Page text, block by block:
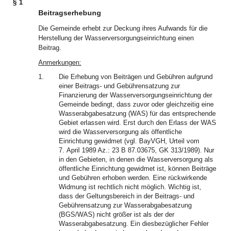
§ 1
Beitragserhebung
Die Gemeinde erhebt zur Deckung ihres Aufwands für die
Herstellung der Wasserversorgungseinrichtung einen
Beitrag.
Anmerkungen:
1.
Die Erhebung von Beiträgen und Gebühren aufgrund
einer Beitrags- und Gebührensatzung zur
Finanzierung der Wasserversorgungseinrichtung der
Gemeinde bedingt, dass zuvor oder gleichzeitig eine
Wasserabgabesatzung (WAS) für das entsprechende
Gebiet erlassen wird. Erst durch den Erlass der WAS
wird die Wasserversorgung als öffentliche
Einrichtung gewidmet (vgl. BayVGH, Urteil vom
7. April 1989 Az.: 23 B 87.03675, GK 313/1989). Nur
in den Gebieten, in denen die Wasserversorgung als
öffentliche Einrichtung gewidmet ist, können Beiträge
und Gebühren erhoben werden. Eine rückwirkende
Widmung ist rechtlich nicht möglich. Wichtig ist,
dass der Geltungsbereich in der Beitrags- und
Gebührensatzung zur Wasserabgabesatzung
(BGS/WAS) nicht größer ist als der der
Wasserabgabesatzung. Ein diesbezüglicher Fehler